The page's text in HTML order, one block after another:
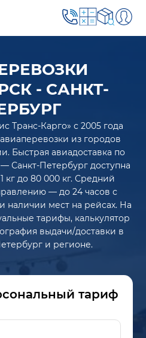
- САНКТ-
Транс-Карго» с 2005 года
из городов
Быстрая авиадоставка по
Санкт-Петербург доступна
кг до 80 000 кг. Средний
— до 24 часов с
наличии мест на рейсах. На
тарифы, калькулятор
выдачи/доставки в
и регионе.
тариф